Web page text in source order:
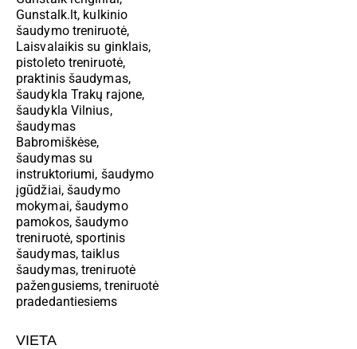
Gunstalk.lt, kulkinio
šaudymo treniruotė,
Laisvalaikis su ginklais,
pistoleto treniruotė,
praktinis šaudymas,
šaudykla Trakų rajone,
šaudykla Vilnius,
šaudymas
Babromiškėse,
šaudymas su
instruktoriumi, šaudymo
įgūdžiai,šaudymo
mokymai, šaudymo
pamokos, šaudymo
treniruotė,sportinis
šaudymas,taiklus
šaudymas,treniruotė
pažengusiems,treniruotė
pradedantiesiems
VIETA